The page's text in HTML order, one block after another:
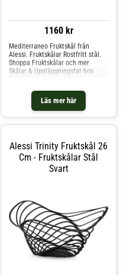
1160 kr
Läs mer här
Mediterraneo Fruktskål från
Alessi. Fruktskålar Rostfritt stål.
Shoppa Fruktskålar och mer
Skålar & Uppläggningsfat hos
Alessi Trinity Fruktskål 26
Cm - Fruktskålar Stål
Svart